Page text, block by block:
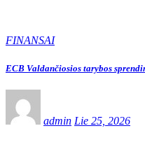
FINANSAI
ECB Valdančiosios tarybos
admin Lie 25, 2026